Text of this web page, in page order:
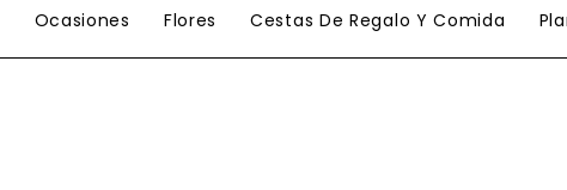
Ocasiones Flores Cestas De Regalo Y Comida